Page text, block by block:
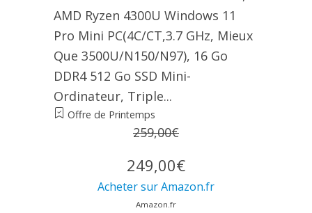
AMD Ryzen 4300U Windows 11
Pro Mini PC(4C/CT,3.7 GHz, Mieux
Que 3500U/N150/N97), 16 Go
DDR4 512 Go SSD Mini-
Ordinateur, Triple...
Offre de Printemps
259,00€
249,00€
Acheter sur Amazon.fr
Amazon.fr